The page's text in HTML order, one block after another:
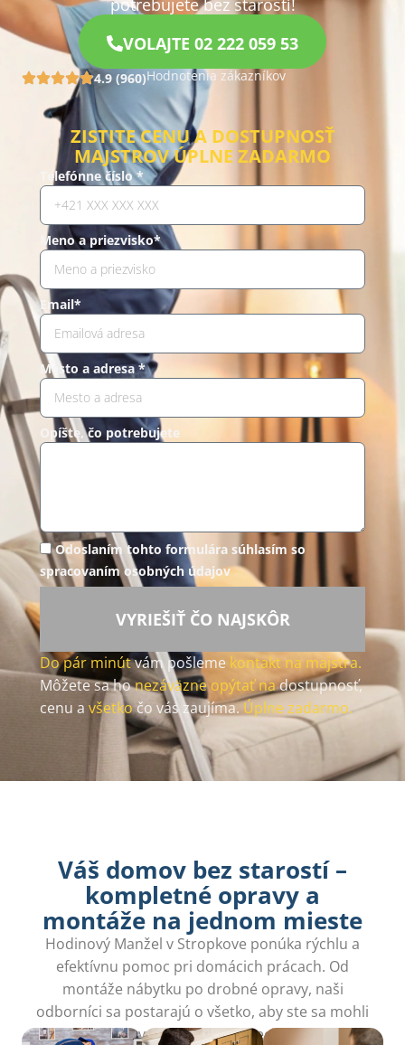
potrebujete bez starostí!
VOLAJTE 02 222 059 53
4.9 (960)Hodnotenia zákazníkov
ZISTITE CENU A DOSTUPNOSŤ
MAJSTROV ÚPLNE ZADARMO
Telefónne číslo *
Meno a priezvisko*
Email*
Mesto a adresa *
Opíšte, čo potrebujete
Odoslaním tohto formulára súhlasím so
spracovaním osobných údajov
VYRIEŠIŤ ČO NAJSKÔR
Do pár minútvám pošleme kontakt na majstra.
Môžete sa honezáväzne opýtať nadostupnosť,
cenu a všetkočo vás zaujíma.Úplne zadarmo.
Váš domov bez starostí –
kompletné opravy a
montáže na jednom mieste​
Hodinový Manžel v Stropkove ponúka rýchlu a
efektívnu pomoc pri domácich prácach. Od
montáže nábytku po drobné opravy, naši
odborníci sa postarajú o všetko, aby ste sa mohli
venovať dôležitejším veciam.